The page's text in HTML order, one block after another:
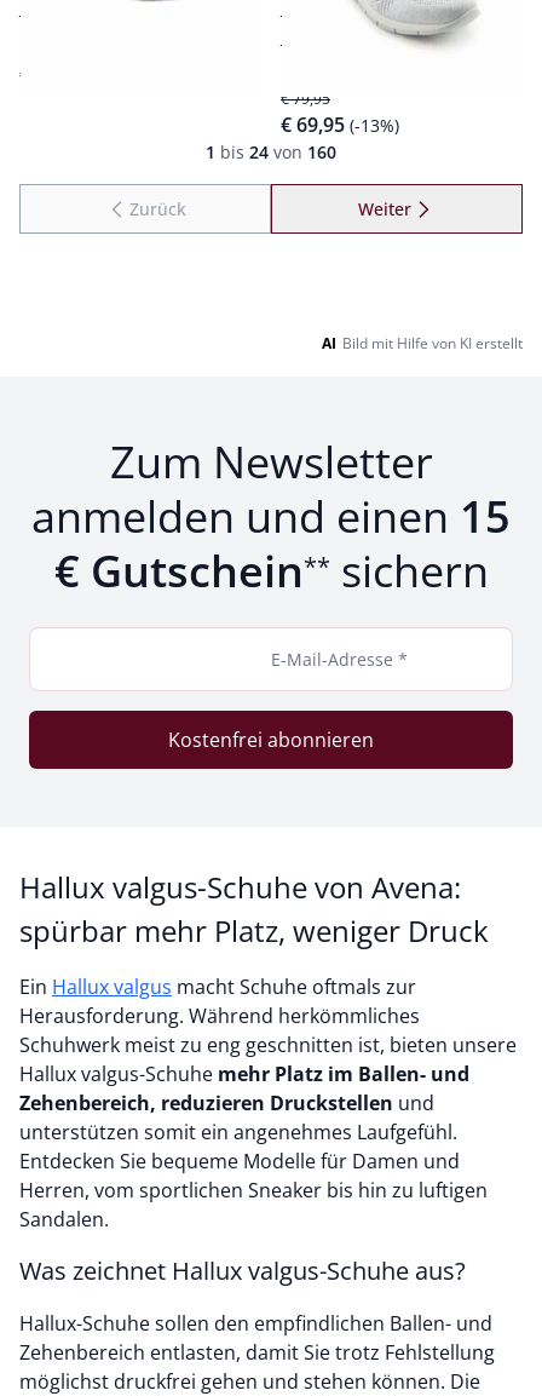
€ 129,00
luftig und federleicht
herausnehmbares
€ 79,95
€ 69,95 (-13%)
Seite 1 geladen. Zeige Produkte 1 bis 24 von 160.
1 bis 24 von 160
Zurück Weiterzu Seite 2
AI Bild mit Hilfe von KI erstellt
Zum Newsletter
anmelden und einen 15
€ Gutschein** sichern
E-Mail-Adresse *
Kostenfrei abonnieren
Hallux valgus-Schuhe von Avena:
spürbar mehr Platz, weniger Druck
Ein Hallux valgus
Herausforderung. Während herkömmliches
Schuhwerk meist zu eng geschnitten ist, bieten unsere
Hallux valgus-Schuhe mehr Platz im Ballen- und
Zehenbereich, reduzieren Druckstellen
unterstützen somit ein angenehmes Laufgefühl.
Entdecken Sie bequeme Modelle für Damen und
Herren, vom sportlichen Sneaker bis hin zu luftigen
Sandalen.
Was zeichnet Hallux valgus-Schuhe aus?
Hallux-Schuhe sollen den empfindlichen Ballen- und
Zehenbereich entlasten, damit Sie trotz Fehlstellung
möglichst druckfrei gehen und stehen können. Die